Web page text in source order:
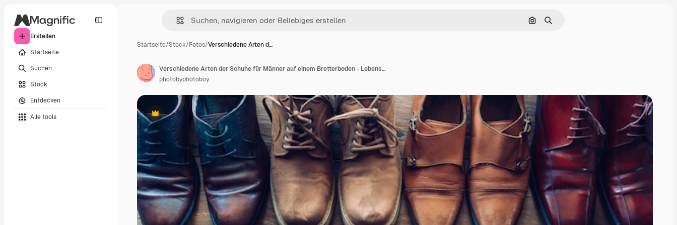
Erstellen
Startseite
Suchen
Stock
Entdecken
Alle tools
Nach Bild suchen
Suchen
Startseite/Stock/Fotos/Verschiedene Arten d…
Premium
Verschiedene Arten der Schuhe für Männer auf einem Bretterboden - Lebensstile.
photobyphotoboy